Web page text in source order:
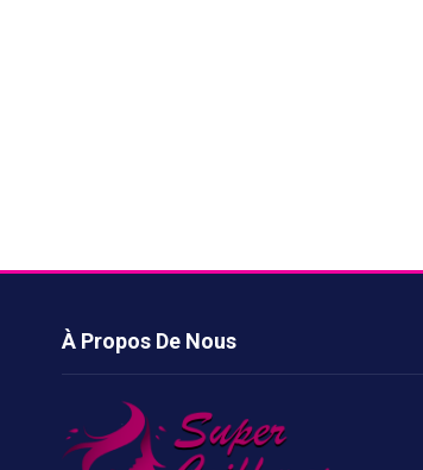
À Propos De Nous